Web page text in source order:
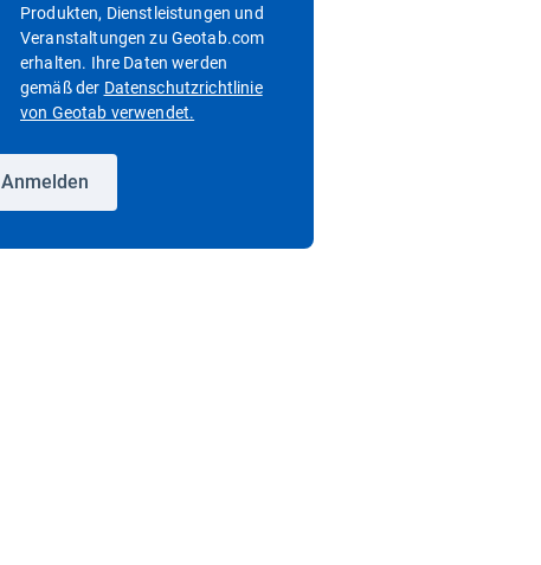
Produkten, Dienstleistungen und
Veranstaltungen zu Geotab.com
erhalten. Ihre Daten werden
gemäß der Datenschutzrichtlinie
von Geotab verwendet.
Anmelden